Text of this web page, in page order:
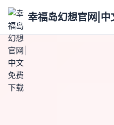
幸福岛幻想官网|中